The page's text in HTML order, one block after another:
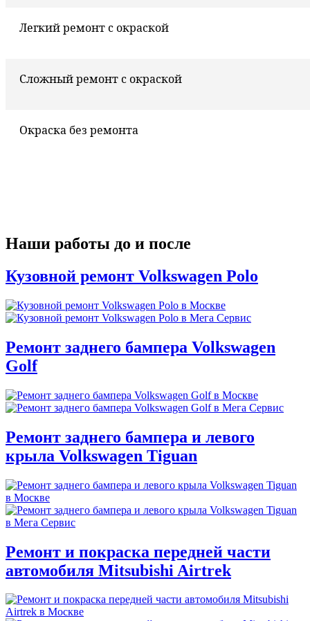
Легкий ремонт с окраской
Сложный ремонт с окраской
Окраска без ремонта
Наши работы до и после
Кузовной ремонт Volkswagen Polo
Ремонт заднего бампера Volkswagen
Golf
Ремонт заднего бампера и левого
крыла Volkswagen Tiguan
Ремонт и покраска передней части
автомобиля Mitsubishi Airtrek